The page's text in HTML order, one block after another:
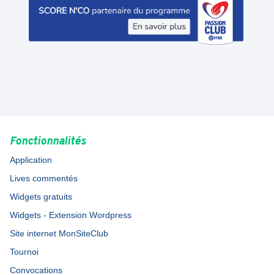
Fonctionnalités
Application
Lives commentés
Widgets gratuits
Widgets - Extension Wordpress
Site internet MonSiteClub
Tournoi
Convocations